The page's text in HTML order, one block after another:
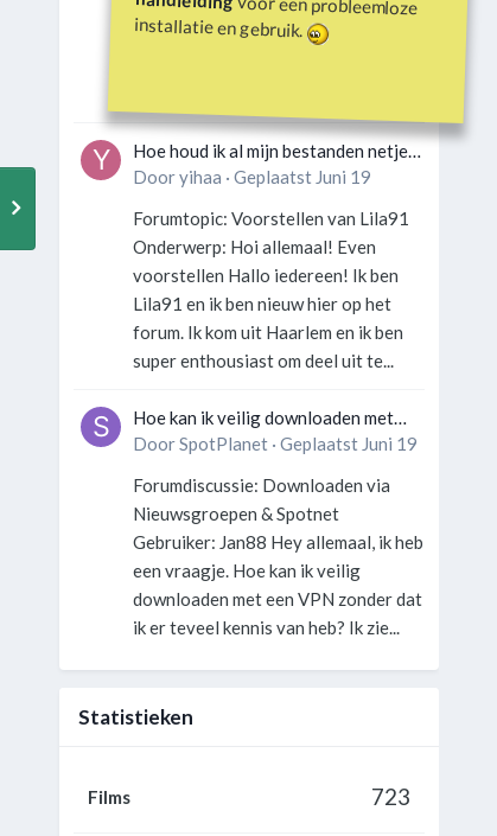
installatie en gebruik.
Washington Reflecting Pool
Gebruiker: SportFan123 Hey
Hoe houd ik al mijn bestanden netjes
georganiseerd zonder gek te
Dooryihaa · Geplaatst Juni 19
Forumtopic: Voorstellen van Lila91
Onderwerp: Hoi allemaal! Even
voorstellen Hallo iedereen! Ik ben
Lila91 en ik ben nieuw hier op het
forum. Ik kom uit Haarlem en ik ben
super enthousiast om deel uit te...
Hoe kan ik veilig downloaden met
een VPN zonder technische kennis?
DoorSpotPlanet· Geplaatst Juni 19
Forumdiscussie: Downloaden via
Nieuwsgroepen & Spotnet
Gebruiker: Jan88 Hey allemaal, ik heb
een vraagje. Hoe kan ik veilig
downloaden met een VPN zonder dat
ik er teveel kennis van heb? Ik zie...
Statistieken
Films 723